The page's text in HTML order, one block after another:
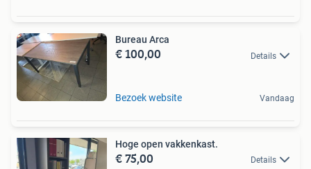
Bureau Arca
€ 100,00 Details
Bezoek website Vandaag
Hoge open vakkenkast.
€ 75,00 Details